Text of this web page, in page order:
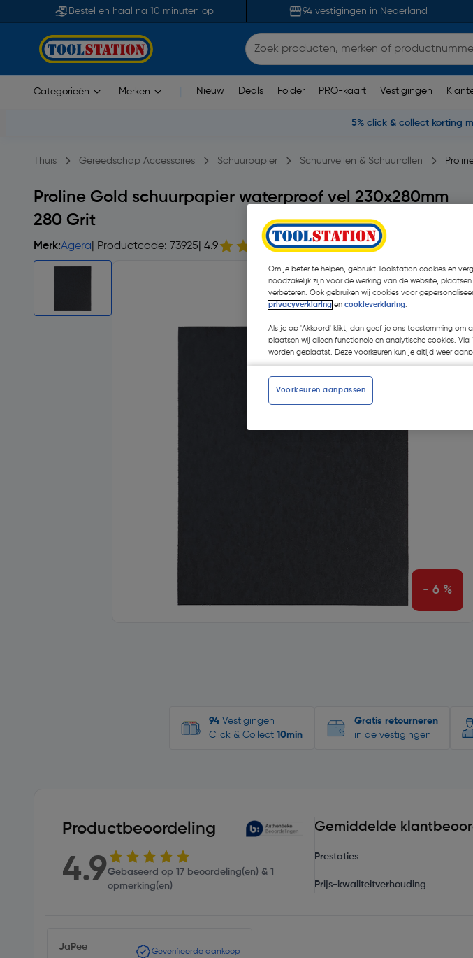
Bestel en haal na 10 minuten op 94 vestigingen in Nederland
Categorieën Merken Nieuw Deals Folder PRO-kaart Vestigingen
5% click & collect korting
Thuis Gereedschap Accessoires Schuurpapier Schuurvellen & Schuurrollen
Proline Gold schuurpapier waterproof vel 230x280mm
280 Grit
Merk:Agera | Productcode: 73925 | 4.9 17 opmerking(en)
- 6 %
94 Vestigingen
Click & Collect 10min
Gratis retourneren
in de vestigingen
Productbeoordeling
4.9Gebaseerd op 17 beoordeling(en) & 1
opmerking(en)
Gemiddelde
Prestaties
Prijs-kwaliteitverhouding
JaPee Geverifieerde aankoop
Om je beter te helpen, gebruikt Toolstation cookies en
noodzakelijk zijn voor de werking van de website,
verbeteren. Ook gebruiken wij cookies voor
privacyverklaring en cookieverklaring.
Als je op 'Akkoord' klikt, dan geef je ons toestemming om
plaatsen wij alleen functionele en analytische cookies. Via
worden geplaatst. Deze voorkeuren kun je altijd weer
Voorkeuren aanpassen